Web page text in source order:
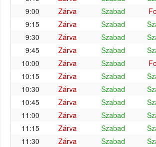
9:00
Zárva Szabad
9:15
Zárva Szabad
9:30
Zárva Szabad
9:45
Zárva Szabad
10:00
Zárva Szabad
10:15
Zárva Szabad
10:30
Zárva Szabad
10:45
Zárva Szabad
11:00
Zárva Szabad
11:15
Zárva Szabad
11:30
Zárva Szabad